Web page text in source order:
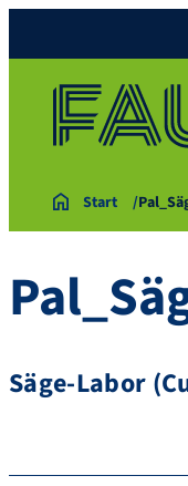
Start
Säge-Labor